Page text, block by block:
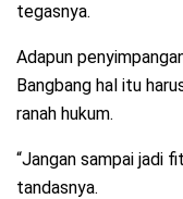
tegasnya.
Adapun
Bangbang hal itu
ranah hukum.
“Jangan sampai jadi
tandasnya.